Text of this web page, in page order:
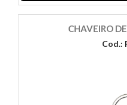
CHAVEIRO
Cod.: